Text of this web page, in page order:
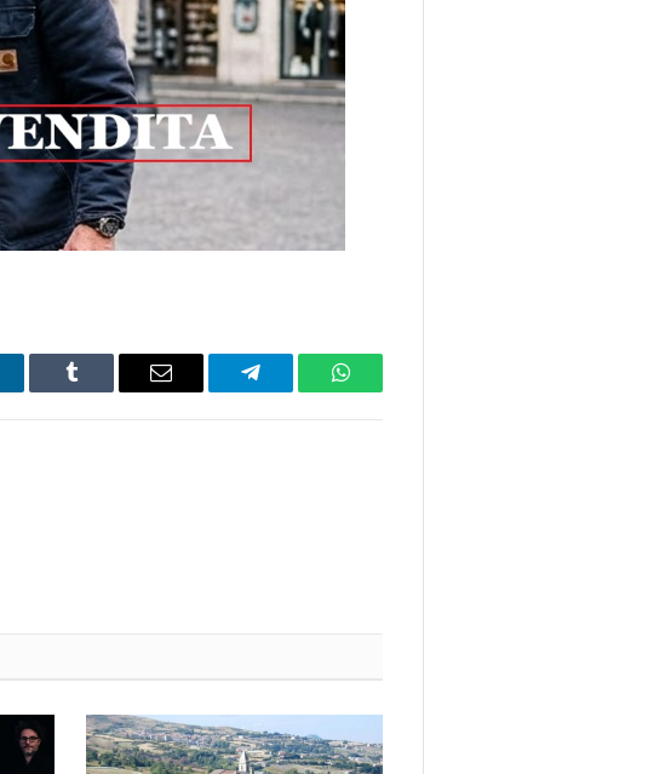
Tumblr Email Telegram WhatsApp